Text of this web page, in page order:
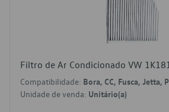
Filtro de Ar Condicionado VW
Compatibilidade: Bora, CC, Fusca, Jetta,
Unidade de venda: Unitário(a)